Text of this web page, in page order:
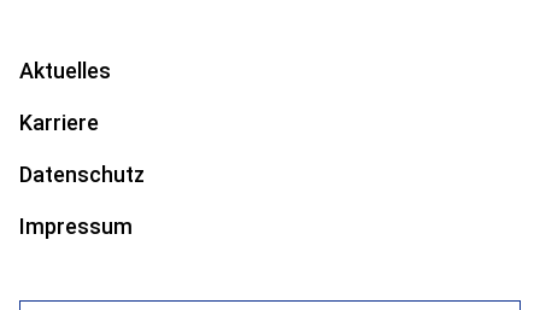
Aktuelles
Karriere
Datenschutz
Impressum